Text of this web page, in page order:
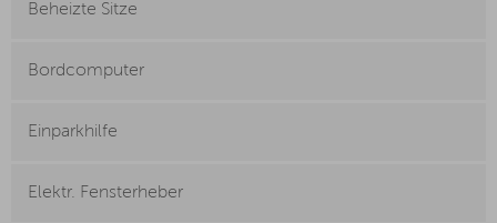
Beheizte Sitze
Bordcomputer
Einparkhilfe
Elektr. Fensterheber